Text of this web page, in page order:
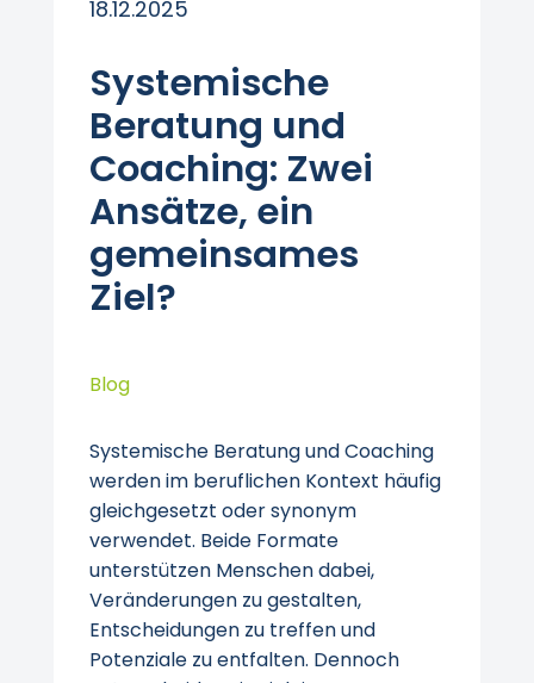
18.12.2025
Systemische
Beratung und
Coaching: Zwei
Ansätze, ein
gemeinsames
Ziel?
Blog
Systemische Beratung und Coaching
werden im beruflichen Kontext häufig
gleichgesetzt oder synonym
verwendet. Beide Formate
unterstützen Menschen dabei,
Veränderungen zu gestalten,
Entscheidungen zu treffen und
Potenziale zu entfalten. Dennoch